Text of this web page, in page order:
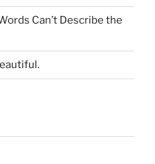
Can’t Describe the